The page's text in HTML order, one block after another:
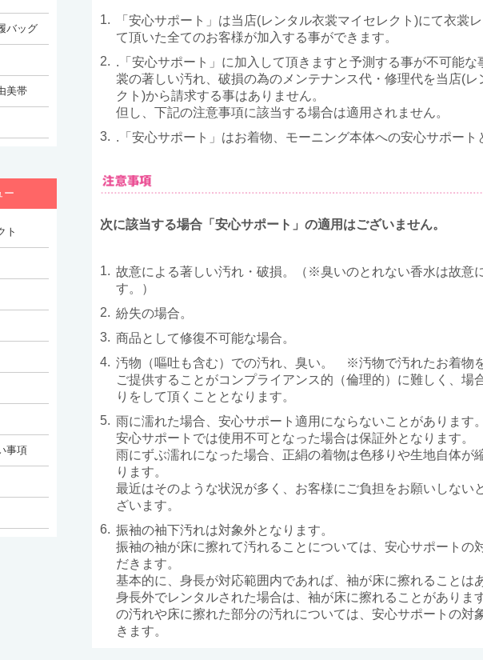
1.
「安心サポート」は当店(レンタル衣裳マイセレクト)にて衣裳
て頂いた全てのお客様が加入する事ができます。
2. .「安心サポート」に加入して頂きますと予測する事が不可能な
裳の著しい汚れ、破損の為のメンテナンス代・修理代を当店(レ
クト)から請求する事はありません。
但し、下記の注意事項に該当する場合は適用されません。
3. .「安心サポート」はお着物、モーニング本体への安心サポート
次に該当する場合「安心サポート」の適用はございません。
1. 故意による著しい汚れ・破損。（※臭いのとれない香水は故意
す。）
2. 紛失の場合。
3. 商品として修復不可能な場合。
4. 汚物（嘔吐も含む）での汚れ、臭い。 ※汚物で汚れたお着物
ご提供することがコンプライアンス的（倫理的）に難しく、場
りをして頂くこととなります。
5. 雨に濡れた場合、安心サポート適用にならないことがあります
安心サポートでは使用不可となった場合は保証外となります。
雨にずぶ濡れになった場合、正絹の着物は色移りや生地自体が
ります。
最近はそのような状況が多く、お客様にご負担をお願いしない
ざいます。
6. 振袖の袖下汚れは対象外となります。
振袖の袖が床に擦れて汚れることについては、安心サポートの
だきます。
基本的に、身長が対応範囲内であれば、袖が床に擦れることは
身長外でレンタルされた場合は、袖が床に擦れることがありま
の汚れや床に擦れた部分の汚れについては、安心サポートの対
きます。